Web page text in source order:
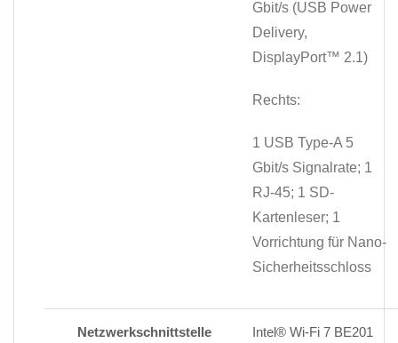
Gbit/s (USB Power
Delivery,
DisplayPort™ 2.1)
Rechts:
1 USB Type-A 5
Gbit/s Signalrate; 1
RJ-45; 1 SD-
Kartenleser; 1
Vorrichtung für Nano-
Sicherheitsschloss
Netzwerkschnittstelle
Intel® Wi-Fi 7 BE201